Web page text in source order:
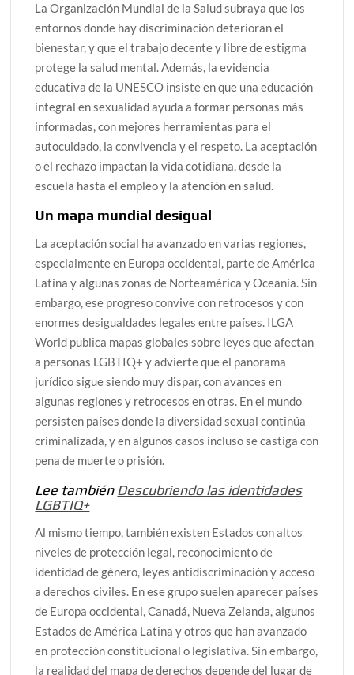
La Organización Mundial de la Salud subraya que los
entornos donde hay discriminación deterioran el
bienestar, y que el trabajo decente y libre de estigma
protege la salud mental. Además, la evidencia
educativa de la UNESCO insiste en que una educación
integral en sexualidad ayuda a formar personas más
informadas, con mejores herramientas para el
autocuidado, la convivencia y el respeto. La aceptación
o el rechazo impactan la vida cotidiana, desde la
escuela hasta el empleo y la atención en salud.
Un mapa mundial desigual
La aceptación social ha avanzado en varias regiones,
especialmente en Europa occidental, parte de América
Latina y algunas zonas de Norteamérica y Oceanía. Sin
embargo, ese progreso convive con retrocesos y con
enormes desigualdades legales entre países. ILGA
World publica mapas globales sobre leyes que afectan
a personas LGBTIQ+ y advierte que el panorama
jurídico sigue siendo muy dispar, con avances en
algunas regiones y retrocesos en otras. En el mundo
persisten países donde la diversidad sexual continúa
criminalizada, y en algunos casos incluso se castiga con
pena de muerte o prisión.
Lee también Descubriendo las identidades
LGBTIQ+
Al mismo tiempo, también existen Estados con altos
niveles de protección legal, reconocimiento de
identidad de género, leyes antidiscriminación y acceso
a derechos civiles. En ese grupo suelen aparecer países
de Europa occidental, Canadá, Nueva Zelanda, algunos
Estados de América Latina y otros que han avanzado
en protección constitucional o legislativa. Sin embargo,
la realidad del mapa de derechos depende del lugar de